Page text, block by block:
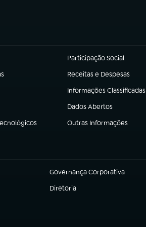
Participação Social
(abre em nova aba)
Receitas e Despesas
(abre em nova aba)
Informações Classificadas
(abre em nova aba)
Dados Abertos
(abre em nova aba)
Outras Informações
(abre em nova aba)
Governança Corporativa
(abre em nova aba)
Diretoria
(abre em nova aba)